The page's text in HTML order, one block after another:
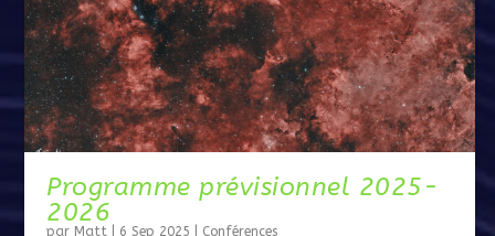
Programme prévisionnel 2025-
2026
par Matt 6 Sep 2025 Conférences